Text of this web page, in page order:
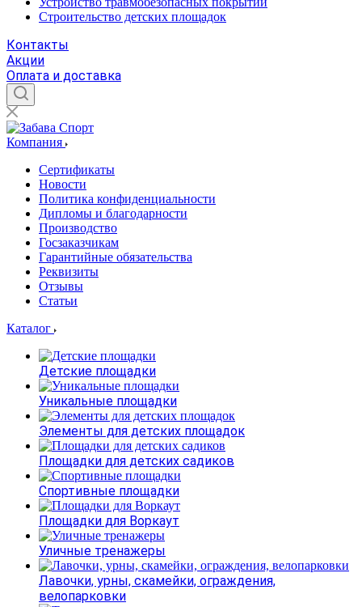
Строительство детских площадок
Контакты
Акции
Оплата и доставка
Компания
Сертификаты
Новости
Политика конфиденциальности
Дипломы и благодарности
Производство
Госзаказчикам
Гарантийные обязательства
Реквизиты
Отзывы
Статьи
Каталог
Детские площадки
Уникальные площадки
Элементы для детских площадок
Площадки для детских садиков
Спортивные площадки
Площадки для Воркаут
Уличные тренажеры
Лавочки, урны, скамейки, ограждения,
велопарковки